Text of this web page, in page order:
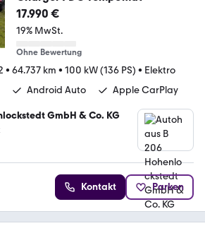
17.990 €
19% MwSt.
Ohne Bewertung
• 64.737 km • 100 kW (136 PS) • Elektro
Android Auto Apple CarPlay
GmbH & Co. KG
Kontakt Parken